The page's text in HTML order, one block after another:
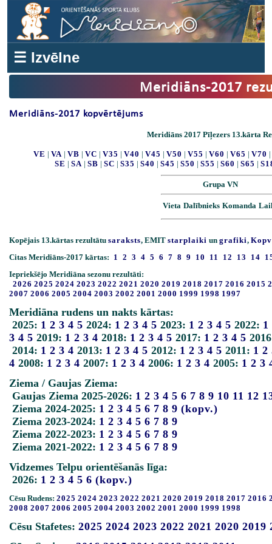
☰ Izvēlne
Meridiāns-2017
Meridiāns-2017 kopvērtējums
Meridiāns 2017 Pīļezers 13.kārta
VE | VA | VB | VC | V35 | V40 | V45 | V50 | V55 | V60 | V65 | V70 |
SE | SA| SB | SC | S35 | S40 | S45 | S50 | S55 | S60 | S65 |
Grupa VN
Vieta Dalībnieks Komanda
Kopējais 13.kārtas rezultātu saraksts, EMIT starplaiki un grafiki,
Citas Meridiāns-2017 kārtas: 1 2 3 4 5 6 7 8 9 10 11 12 13 14
Iepriekšējo Meridiāna sezonu rezultāti:
2026 2025 2024 2023 2022 2021 2020 2019 2018 2017 2016 2015
2007 2006 2005 2004 2003 2002 2001 2000 1999 1998 1997
Meridiāna rudens un nakts kārtas:
2025: 1 2 3 4 5 2024: 1 2 3 4 5 2023: 1 2 3 4 5 2022: 1
3 4 5 2019: 1 2 3 4 2018: 1 2 3 4 5 2017: 1 2 3 4 5
2014: 1 2 3 4 2013: 1 2 3 4 5 2012: 1 2 3 4 5 2011: 1 2
4 2008: 1 2 3 4 2007: 1 2 3 4 2006: 1 2 3 4 2005: 1 2 3
Ziema / Gaujas Ziema:
Gaujas Ziema 2025-2026: 1 2 3 4 5 6 7 8 9 10 11 12
Ziema 2024-2025: 1 2 3 4 5 6 7 8 9 (kopv.)
Ziema 2023-2024: 1 2 3 4 5 6 7 8 9
Ziema 2022-2023: 1 2 3 4 5 6 7 8 9
Ziema 2021-2022: 1 2 3 4 5 6 7 8 9
Vidzemes Telpu orientēšanās līga:
2026: 1 2 3 4 5 6 (kopv.)
Cēsu Rudens: 2025 2024 2023 2022 2021 2020 2019 2018 2017 2016
2008 2007 2006 2005 2004 2003 2002 2001 2000 1999 1998
Cēsu Stafetes: 2025 2024 2023 2022 2021 2020 2019